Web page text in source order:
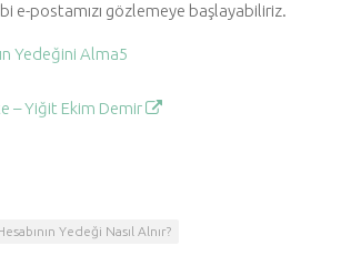
e-postamızı gözlemeye başlayabiliriz.
– Yiğit Ekim Demir
Yedeği Nasıl Alnır?